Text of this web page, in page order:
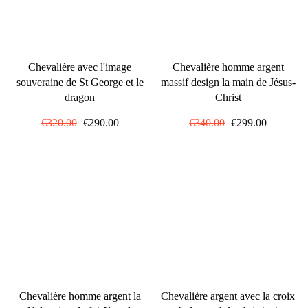
Chevalière avec l'image
souveraine de St George et le
dragon
Prix
€320.00 Prix
€290.00
Chevalière homme argent
massif design la main de Jésus-
Christ
Prix
€340.00 Prix
€299.00
Chevalière homme argent la
Chevalière argent avec la croix